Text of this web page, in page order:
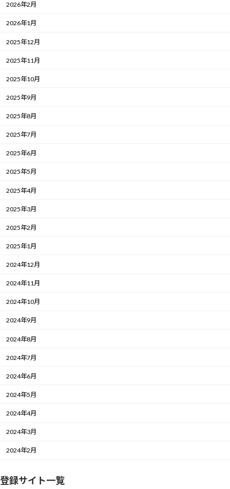
2026年2月
2026年1月
2025年12月
2025年11月
2025年10月
2025年9月
2025年8月
2025年7月
2025年6月
2025年5月
2025年4月
2025年3月
2025年2月
2025年1月
2024年12月
2024年11月
2024年10月
2024年9月
2024年8月
2024年7月
2024年6月
2024年5月
2024年4月
2024年3月
2024年2月
登録サイト一覧